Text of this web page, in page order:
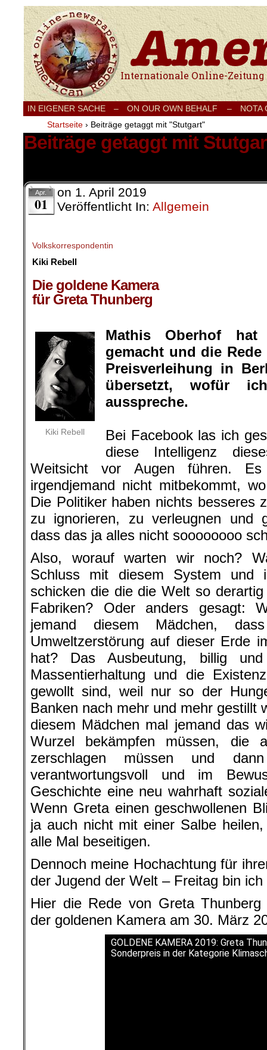
Internationale Onlinezeitung für Frieden,
IN EIGENER SACHE – ON OUR OWN BEHALF –
NOTA
Startseite › Beiträge getaggt mit "Stutgart"
Beiträge getaggt mit
Apr.
01
on 1. April 2019
Veröffentlicht In: Allgemein
Volkskorrespondentin
Kiki Rebell
Die goldene Kamera
für Greta Thunberg
Kiki Rebell
Mathis Oberhof
gemacht und die
Preisverleihung in
übersetzt, wofür
ausspreche.
Bei Facebook las ich
diese Intelligenz
Weitsicht vor Augen führen.
irgendjemand nicht mitbekommt,
Die Politiker haben nichts besseres
zu ignorieren, zu verleugnen und
dass das ja alles nicht soooooooo
Also, worauf warten wir noch?
Schluss mit diesem System und
schicken die die die Welt so
Fabriken? Oder anders gesagt:
jemand diesem Mädchen,
Umweltzerstörung auf dieser Erde
hat? Das Ausbeutung, billig und
Massentierhaltung und die
gewollt sind, weil nur so der
Banken nach mehr und mehr gestillt
diesem Mädchen mal jemand das
Wurzel bekämpfen müssen, die
zerschlagen müssen und
verantwortungsvoll und im
Geschichte eine neu wahrhaft
Wenn Greta einen geschwollenen
ja auch nicht mit einer Salbe
alle Mal beseitigen.
Dennoch meine Hochachtung für
der Jugend der Welt – Freitag bin
Hier die Rede von Greta Thunberg
der goldenen Kamera am 30. März
GOLDENE KAMERA 2019: Greta
Sonderpreis in der Kategorie